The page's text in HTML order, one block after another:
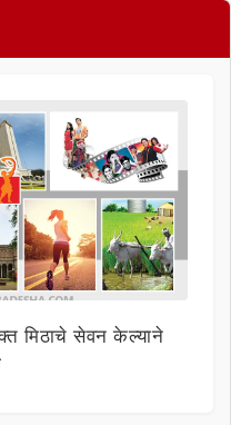
मिठाचे सेवन केल्याने